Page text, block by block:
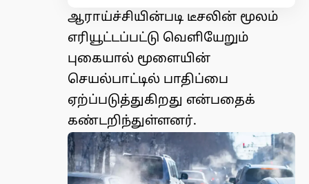
ஆராய்ச்சியின்படி டீசலின் மூலம்
எரியூட்டப்பட்டு வெளியேறும்
புகையால் மூளையின்
செயல்பாட்டில் பாதிப்பை
ஏற்ப்படுத்துகிறது என்பதைக்
கண்டறிந்துள்ளனர்.